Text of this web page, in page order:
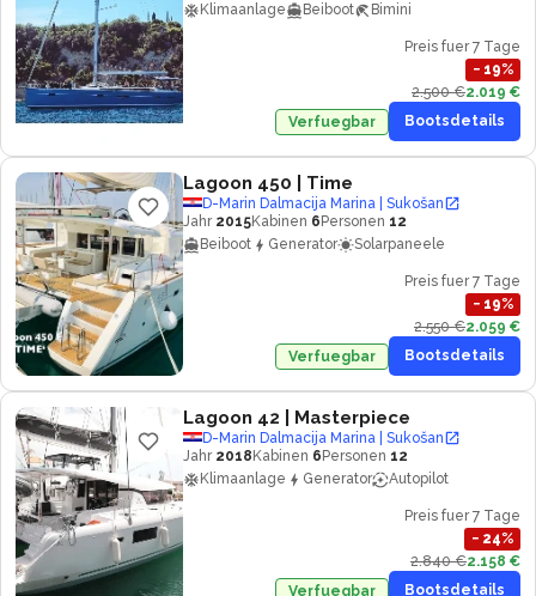
Klimaanlage
Beiboot Bimini
Preis fuer 7 Tage
− 19%
2.500 €2.019 €
Verfuegbar
Bootsdetails
Lagoon 450 | Time
D-Marin Dalmacija Marina | Sukošan
Jahr 2015Kabinen 6 Personen 12
Beiboot
Generator Solarpaneele
Preis fuer 7 Tage
− 19%
2.550 €2.059 €
Verfuegbar
Bootsdetails
Lagoon 42 | Masterpiece
D-Marin Dalmacija Marina | Sukošan
Jahr 2018 Kabinen 6 Personen 12
Klimaanlage
Generator Autopilot
Preis fuer 7 Tage
− 24%
2.840 €2.158 €
Verfuegbar
Bootsdetails